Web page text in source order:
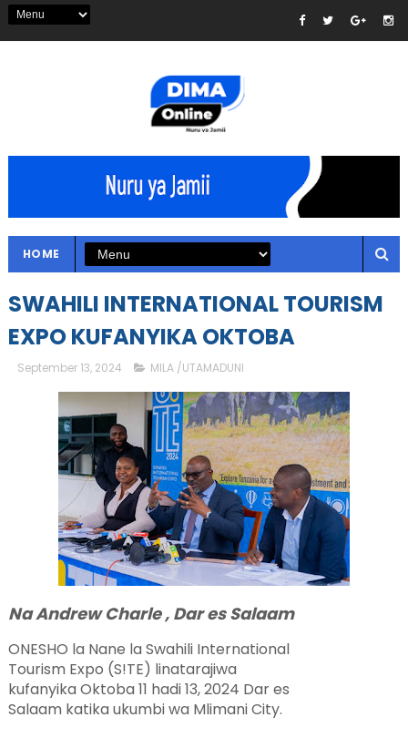
HOME
SWAHILI INTERNATIONAL TOURISM
EXPO KUFANYIKA OKTOBA
September 13, 2024 MILA /UTAMADUNI
Na Andrew Charle , Dar es Salaam
ONESHO la Nane la Swahili International
Tourism Expo (S!TE) linatarajiwa
kufanyika Oktoba 11 hadi 13, 2024 Dar es
Salaam katika ukumbi wa Mlimani City.